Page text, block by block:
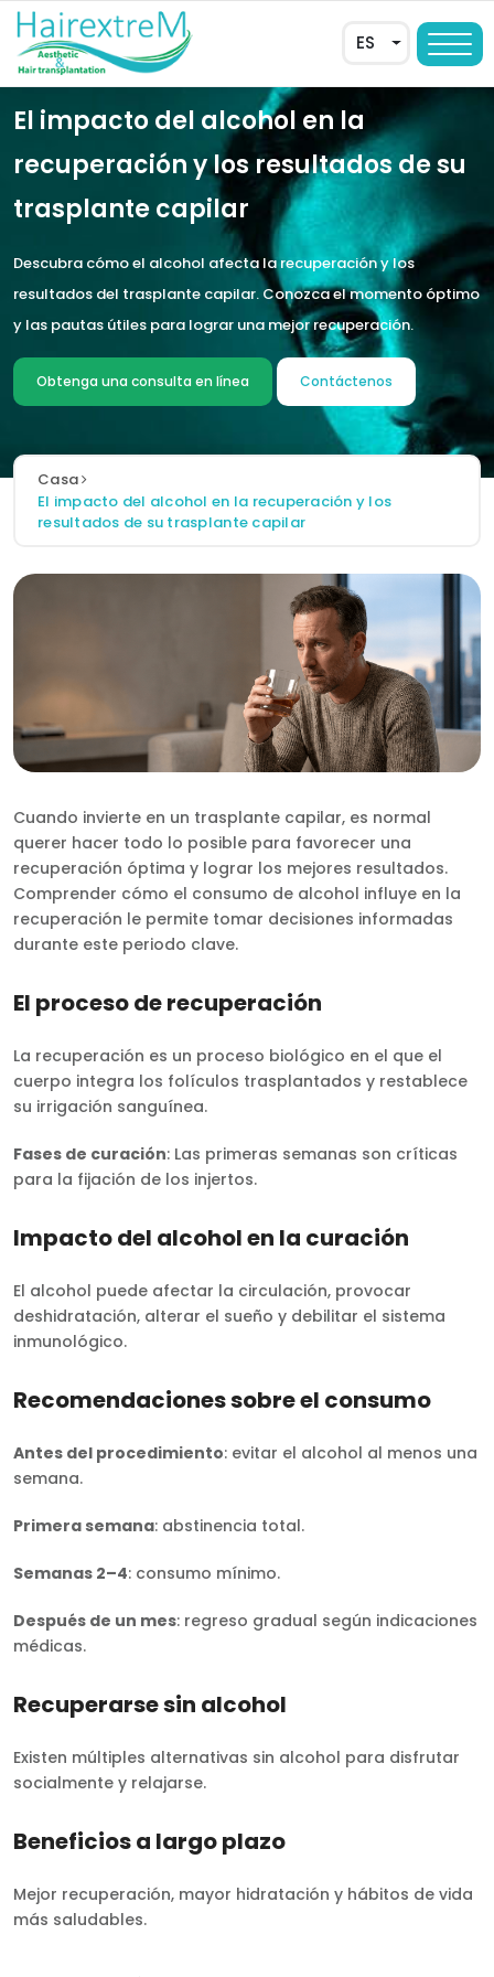
ES
AR
DE
RU
El impacto del alcohol en la
recuperación y los resultados de su
trasplante capilar
Descubra cómo el alcohol afecta la recuperación y los
resultados del trasplante capilar. Conozca el momento óptimo
y las pautas útiles para lograr una mejor recuperación.
Obtenga una consulta en línea Contáctenos
Casa
El impacto del alcohol en la recuperación y los
resultados de su trasplante capilar
Cuando invierte en un trasplante capilar, es normal
querer hacer todo lo posible para favorecer una
recuperación óptima y lograr los mejores resultados.
Comprender cómo el consumo de alcohol influye en la
recuperación le permite tomar decisiones informadas
durante este periodo clave.
El proceso de recuperación
La recuperación es un proceso biológico en el que el
cuerpo integra los folículos trasplantados y restablece
su irrigación sanguínea.
Fases de curación: Las primeras semanas son críticas
para la fijación de los injertos.
Impacto del alcohol en la curación
El alcohol puede afectar la circulación, provocar
deshidratación, alterar el sueño y debilitar el sistema
inmunológico.
Recomendaciones sobre el consumo
Antes del procedimiento: evitar el alcohol al menos una
semana.
Primera semana: abstinencia total.
Semanas 2–4: consumo mínimo.
Después de un mes: regreso gradual según indicaciones
médicas.
Recuperarse sin alcohol
Existen múltiples alternativas sin alcohol para disfrutar
socialmente y relajarse.
Beneficios a largo plazo
Mejor recuperación, mayor hidratación y hábitos de vida
más saludables.